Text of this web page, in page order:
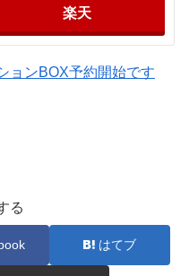
楽天
ョンBOX予約開始です
る
はてブ